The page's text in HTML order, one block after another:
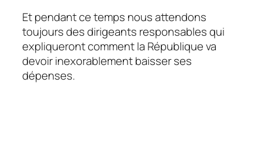
Et pendant ce temps nous attendons
toujours des dirigeants responsables qui
expliqueront comment la République va
devoir inexorablement baisser ses
dépenses.